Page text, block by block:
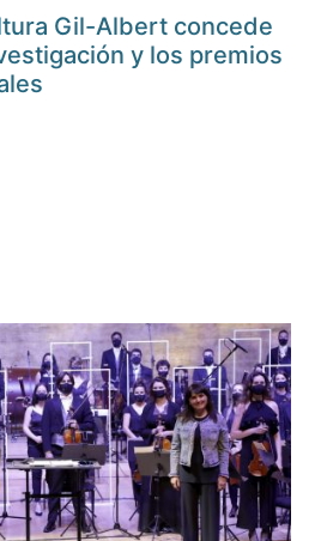
Gil-Albert concede
y los premios